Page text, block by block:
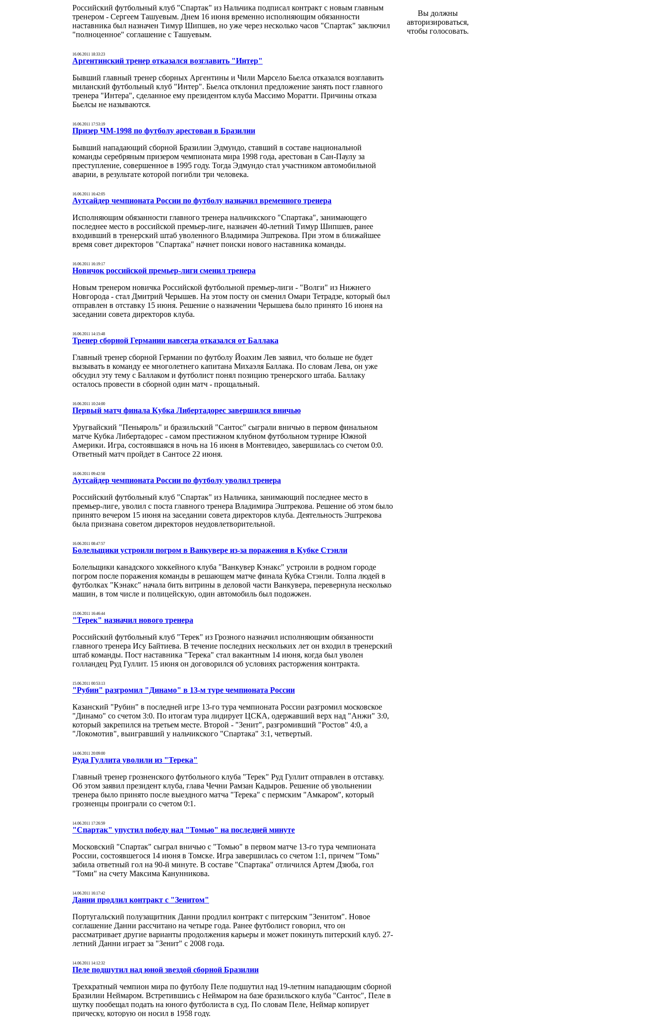
Российский футбольный клуб "Спартак" из Нальчика подписал контракт с новым главным
тренером - Сергеем Ташуевым. Днем 16 июня временно исполняющим обязанности
наставника был назначен Тимур Шипшев, но уже через несколько часов "Спартак" заключил
"полноценное" соглашение с Ташуевым.
16.06.2011 18:33:23
Аргентинский тренер отказался возглавить "Интер"
Бывший главный тренер сборных Аргентины и Чили Марсело Бьелса отказался возглавить
миланский футбольный клуб "Интер". Бьелса отклонил предложение занять пост главного
тренера "Интера", сделанное ему президентом клуба Массимо Моратти. Причины отказа
Бьелсы не называются.
16.06.2011 17:53:19
Призер ЧМ-1998 по футболу арестован в Бразилии
Бывший нападающий сборной Бразилии Эдмундо, ставший в составе национальной
команды серебряным призером чемпионата мира 1998 года, арестован в Сан-Паулу за
преступление, совершенное в 1995 году. Тогда Эдмундо стал участником автомобильной
аварии, в результате которой погибли три человека.
16.06.2011 16:42:05
Аутсайдер чемпионата России по футболу назначил временного тренера
Исполняющим обязанности главного тренера нальчикского "Спартака", занимающего
последнее место в российской премьер-лиге, назначен 40-летний Тимур Шипшев, ранее
входивший в тренерский штаб уволенного Владимира Эштрекова. При этом в ближайшее
время совет директоров "Спартака" начнет поиски нового наставника команды.
16.06.2011 16:19:17
Новичок российской премьер-лиги сменил тренера
Новым тренером новичка Российской футбольной премьер-лиги - "Волги" из Нижнего
Новгорода - стал Дмитрий Черышев. На этом посту он сменил Омари Тетрадзе, который был
отправлен в отставку 15 июня. Решение о назначении Черышева было принято 16 июня на
заседании совета директоров клуба.
16.06.2011 14:15:48
Тренер сборной Германии навсегда отказался от Баллака
Главный тренер сборной Германии по футболу Йоахим Лев заявил, что больше не будет
вызывать в команду ее многолетнего капитана Михаэля Баллака. По словам Лева, он уже
обсудил эту тему с Баллаком и футболист понял позицию тренерского штаба. Баллаку
осталось провести в сборной один матч - прощальный.
16.06.2011 10:24:00
Первый матч финала Кубка Либертадорес завершился вничью
Уругвайский "Пеньяроль" и бразильский "Сантос" сыграли вничью в первом финальном
матче Кубка Либертадорес - самом престижном клубном футбольном турнире Южной
Америки. Игра, состоявшаяся в ночь на 16 июня в Монтевидео, завершилась со счетом 0:0.
Ответный матч пройдет в Сантосе 22 июня.
16.06.2011 09:42:58
Аутсайдер чемпионата России по футболу уволил тренера
Российский футбольный клуб "Спартак" из Нальчика, занимающий последнее место в
премьер-лиге, уволил с поста главного тренера Владимира Эштрекова. Решение об этом было
принято вечером 15 июня на заседании совета директоров клуба. Деятельность Эштрекова
была признана советом директоров неудовлетворительной.
16.06.2011 08:47:57
Болельщики устроили погром в Ванкувере из-за поражения в Кубке Стэнли
Болельщики канадского хоккейного клуба "Ванкувер Кэнакс" устроили в родном городе
погром после поражения команды в решающем матче финала Кубка Стэнли. Толпа людей в
футболках "Кэнакс" начала бить витрины в деловой части Ванкувера, перевернула несколько
машин, в том числе и полицейскую, один автомобиль был подожжен.
15.06.2011 16:46:44
"Терек" назначил нового тренера
Российский футбольный клуб "Терек" из Грозного назначил исполняющим обязанности
главного тренера Ису Байтиева. В течение последних нескольких лет он входил в тренерский
штаб команды. Пост наставника "Терека" стал вакантным 14 июня, когда был уволен
голландец Руд Гуллит. 15 июня он договорился об условиях расторжения контракта.
15.06.2011 00:53:13
"Рубин" разгромил "Динамо" в 13-м туре чемпионата России
Казанский "Рубин" в последней игре 13-го тура чемпионата России разгромил московское
"Динамо" со счетом 3:0. По итогам тура лидирует ЦСКА, одержавший верх над "Анжи" 3:0,
который закрепился на третьем месте. Второй - "Зенит", разгромивший "Ростов" 4:0, а
"Локомотив", выигравший у нальчикского "Спартака" 3:1, четвертый.
14.06.2011 20:09:00
Руда Гуллита уволили из "Терека"
Главный тренер грозненского футбольного клуба "Терек" Руд Гуллит отправлен в отставку.
Об этом заявил президент клуба, глава Чечни Рамзан Кадыров. Решение об увольнении
тренера было принято после выездного матча "Терека" с пермским "Амкаром", который
грозненцы проиграли со счетом 0:1.
14.06.2011 17:26:59
"Спартак" упустил победу над "Томью" на последней минуте
Московский "Спартак" сыграл вничью с "Томью" в первом матче 13-го тура чемпионата
России, состоявшегося 14 июня в Томске. Игра завершилась со счетом 1:1, причем "Томь"
забила ответный гол на 90-й минуте. В составе "Спартака" отличился Артем Дзюба, гол
"Томи" на счету Максима Канунникова.
14.06.2011 16:17:42
Данни продлил контракт с "Зенитом"
Португальский полузащитник Данни продлил контракт с питерским "Зенитом". Новое
соглашение Данни рассчитано на четыре года. Ранее футболист говорил, что он
рассматривает другие варианты продолжения карьеры и может покинуть питерский клуб. 27-
летний Данни играет за "Зенит" с 2008 года.
14.06.2011 14:12:32
Пеле подшутил над юной звездой сборной Бразилии
Трехкратный чемпион мира по футболу Пеле подшутил над 19-летним нападающим сборной
Бразилии Неймаром. Встретившись с Неймаром на базе бразильского клуба "Сантос", Пеле в
шутку пообещал подать на юного футболиста в суд. По словам Пеле, Неймар копирует
прическу, которую он носил в 1958 году.
Вы должны
авторизироваться,
чтобы голосовать.